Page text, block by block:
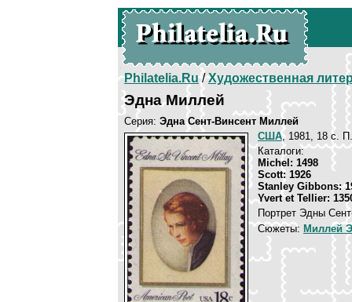
Philatelia.Ru/Художественная
Эдна Миллей
Серия: Эдна Сент-Винсент Миллей
США, 1981, 18 c.
Каталоги:
Michel: 1498
Scott: 1926
Stanley Gibbons:
Yvert et Tellier:
Портрет Эдны
Сюжеты: Миллей